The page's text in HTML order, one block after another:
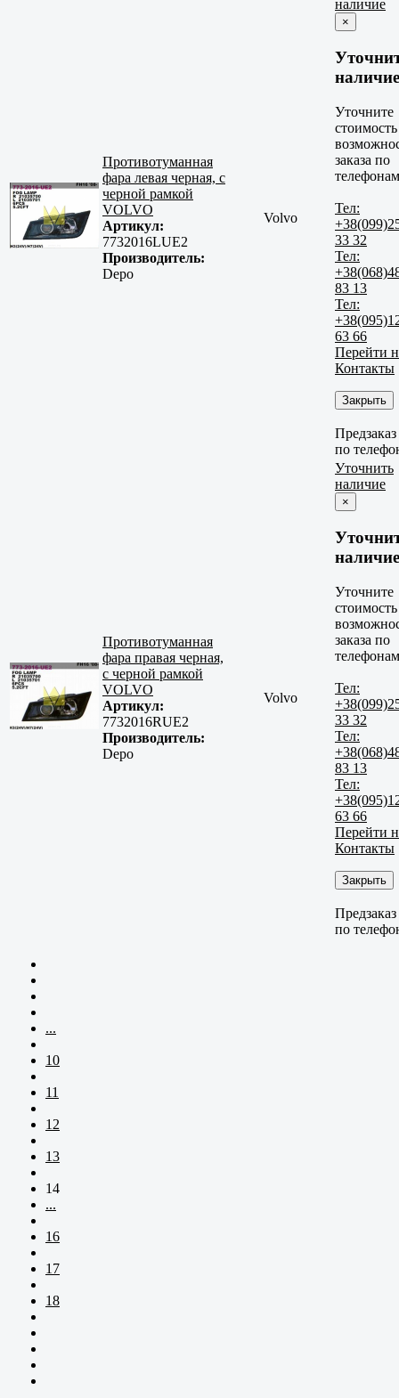
Противотуманная
фара левая черная, с
черной рамкой
VOLVO
Артикул:
7732016LUE2
Производитель:
Depo
Volvo
наличие
×
наличие
Уточните
заказа по
Тел:
33 32
Тел:
83 13
Тел:
63 66
Перейти
Контакты
Закрыть
Предзаказ
по
Противотуманная
фара правая черная,
с черной рамкой
VOLVO
Артикул:
7732016RUE2
Производитель:
Depo
Volvo
Уточнить
наличие
×
наличие
Уточните
заказа по
Тел:
33 32
Тел:
83 13
Тел:
63 66
Перейти
Контакты
Закрыть
Предзаказ
по
...
10
11
12
13
14
...
16
17
18